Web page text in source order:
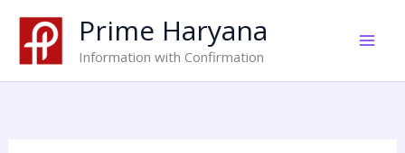
content
Prime Haryana
Information with Confirmation